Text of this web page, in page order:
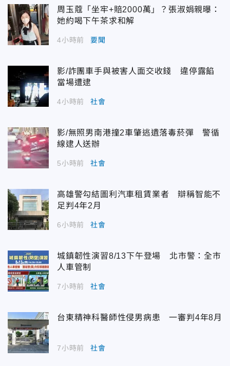
周玉蔻「坐牢+賠2000萬」？張淑娟親曝：
她約喝下午茶求和解
4小時前 要聞
影/詐團車手與被害人面交收錢 違停露餡
當場遭逮
4小時前 社會
影/無照男南港撞2車肇逃遺落毒菸彈 警循
線逮人送辦
5小時前 社會
高雄警勾結圖利汽車租賃業者 辯稱智能不
足判4年2月
6小時前 社會
城鎮韌性演習8/13下午登場 北市警：全市
人車管制
7小時前 社會
台東精神科醫師性侵男病患 一審判4年8月
7小時前 社會